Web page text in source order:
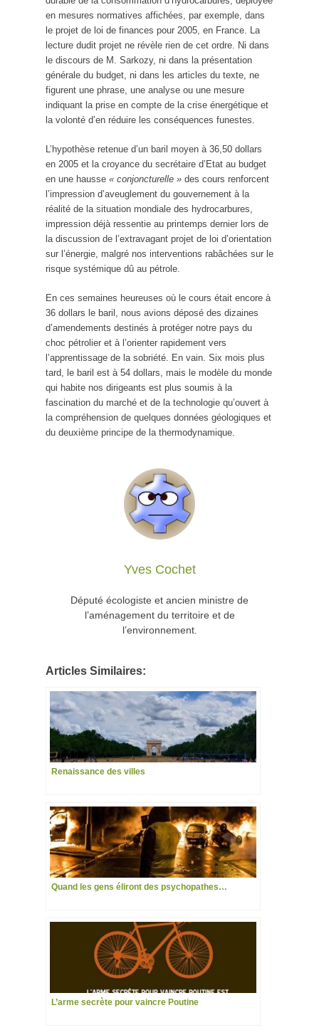
en mesures normatives affichées, par exemple, dans
le projet de loi de finances pour 2005, en France. La
lecture dudit projet ne révèle rien de cet ordre. Ni dans
le discours de M. Sarkozy, ni dans la présentation
générale du budget, ni dans les articles du texte, ne
figurent une phrase, une analyse ou une mesure
indiquant la prise en compte de la crise énergétique et
la volonté d’en réduire les conséquences funestes.
L’hypothèse retenue d’un baril moyen à 36,50 dollars
en 2005 et la croyance du secrétaire d’Etat au budget
en une hausse « conjoncturelle » des cours renforcent
l’impression d’aveuglement du gouvernement à la
réalité de la situation mondiale des hydrocarbures,
impression déjà ressentie au printemps dernier lors de
la discussion de l’extravagant projet de loi d’orientation
sur l’énergie, malgré nos interventions rabâchées sur le
risque systémique dû au pétrole.
En ces semaines heureuses où le cours était encore à
36 dollars le baril, nous avions déposé des dizaines
d’amendements destinés à protéger notre pays du
choc pétrolier et à l’orienter rapidement vers
l’apprentissage de la sobriété. En vain. Six mois plus
tard, le baril est à 54 dollars, mais le modèle du monde
qui habite nos dirigeants est plus soumis à la
fascination du marché et de la technologie qu’ouvert à
la compréhension de quelques données géologiques et
du deuxième principe de la thermodynamique.
Yves Cochet
Député écologiste et ancien ministre de
l’aménagement du territoire et de
l’environnement.
Articles Similaires:
Renaissance des villes
Quand les gens éliront des psychopathes…
L’arme secrète pour vaincre Poutine